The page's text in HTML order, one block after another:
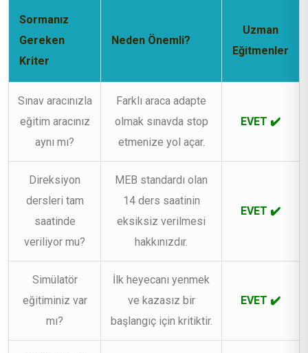
Sormanız
Gereken
Kriter
Neden Önemli?
Uzman
Eğitmenler
Sınav aracınızla
eğitim aracınız
aynı mı?
Farklı araca adapte
olmak sınavda stop
etmenize yol açar.
EVET ✔️
Direksiyon
dersleri tam
saatinde
veriliyor mu?
MEB standardı olan
14 ders saatinin
eksiksiz verilmesi
hakkınızdır.
EVET ✔️
Simülatör
eğitiminiz var
mı?
İlk heyecanı yenmek
ve kazasız bir
başlangıç için kritiktir.
EVET ✔️